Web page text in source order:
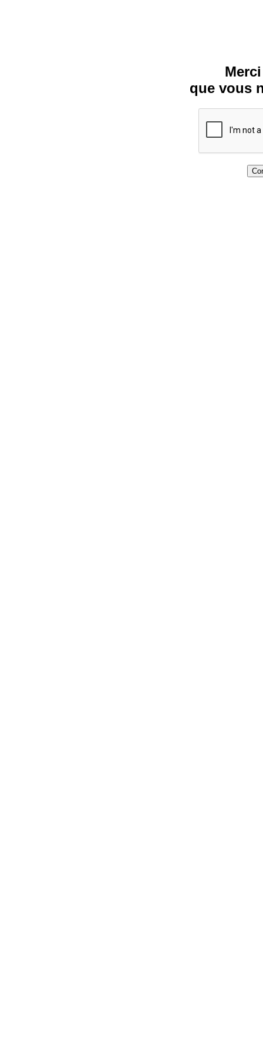
que vous